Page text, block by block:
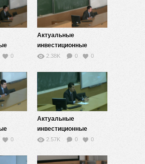
0
Актуальные
инвестиционные
стратегии — 7
2.38K 0 0
0
Актуальные
инвестиционные
стратегии — 5
2.57K 0 0